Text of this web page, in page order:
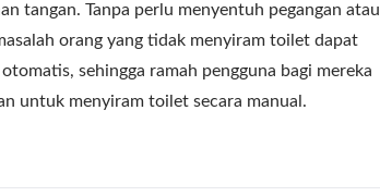
tangan. Tanpa perlu menyentuh pegangan atau
orang yang tidak menyiram toilet dapat
sehingga ramah pengguna bagi mereka
untuk menyiram toilet secara manual.